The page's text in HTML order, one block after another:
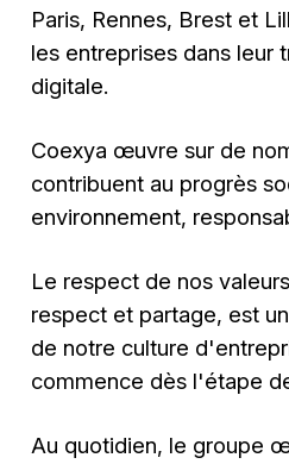
Paris, Rennes, Brest et
les entreprises dans leur
digitale.
Coexya œuvre sur de
contribuent au progrès
environnement,
Le respect de nos
respect et partage, est
de notre culture
commence dès l'étape
Au quotidien, le groupe